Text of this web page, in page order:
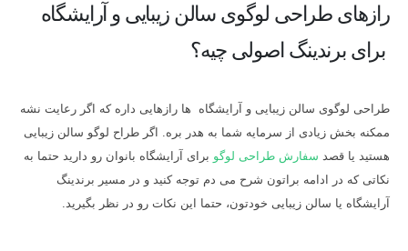
رازهای طراحی لوگوی سالن زیبایی و آرایشگاه
برای برندینگ اصولی چیه؟
طراحی لوگوی سالن زیبایی و آرایشگاه ها رازهایی داره که اگر رعایت نشه
ممکنه بخش زیادی از سرمایه شما به هدر بره. اگر طراح لوگو سالن زیبایی
هستید یا قصد سفارش طراحی لوگو برای آرایشگاه بانوان رو دارید حتما به
نکاتی که در ادامه براتون شرح می دم توجه کنید و در مسیر برندینگ
آرایشگاه یا سالن زیبایی خودتون، حتما این نکات رو در نظر بگیرید.